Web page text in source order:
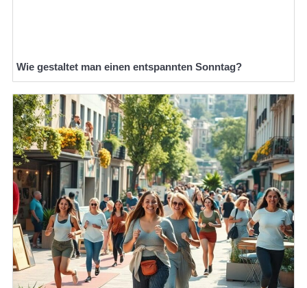
Wie gestaltet man einen entspannten Sonntag?